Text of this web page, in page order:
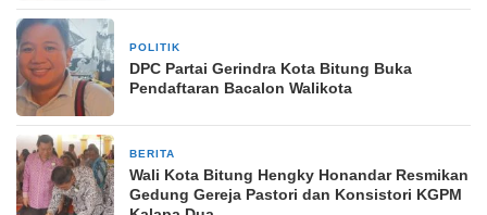
POLITIK
DPC Partai Gerindra Kota Bitung Buka
Pendaftaran Bacalon Walikota
BERITA
Wali Kota Bitung Hengky Honandar Resmikan
Gedung Gereja Pastori dan Konsistori KGPM